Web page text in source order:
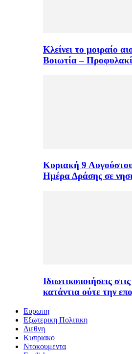
Κλείνει το μοιραίο
Βοιωτία –
Κυριακή 9
Ημέρα Δράσης σε
Ιδιωτικοποιήσεις
κατάντια ούτε την
Ευρωπη
Εξωτερικη Πολιτικη
Διεθνη
Κυπριακο
Ντοκουμεντα